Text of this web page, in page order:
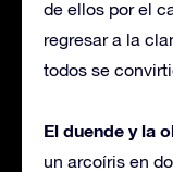
de ellos por el
regresar a la
todos se
El duende y la
un arcoíris en